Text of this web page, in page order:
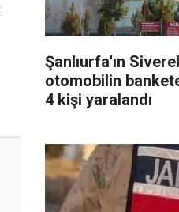
Şanlıurfa'ın
otomobilin
4 kişi yaralandı